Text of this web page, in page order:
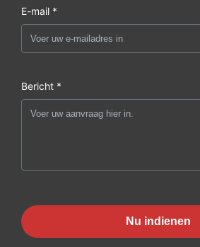
E-mail *
Bericht *
Nu indienen